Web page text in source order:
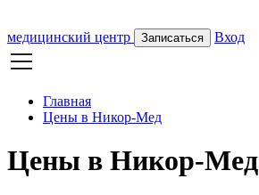
медицинский центр Записаться Вход
Главная
Цены в Никор-Мед
Цены в Никор-Мед